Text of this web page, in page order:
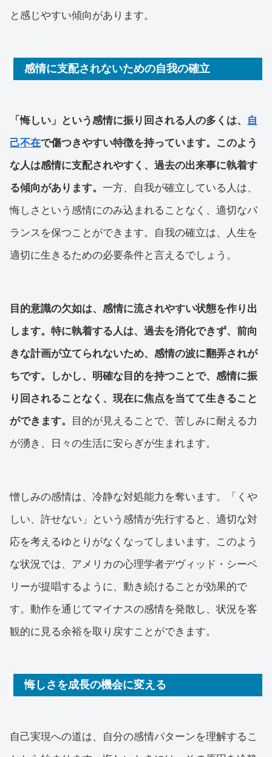
と感じやすい傾向があります。
感情に支配されないための自我の確立
「悔しい」という感情に振り回される人の多くは、
自
己不在で傷つきやすい特徴を持っています。このよう
な人は感情に支配されやすく、過去の出来事に執着す
る傾向があります。 一方、自我が確立している人は、
悔しさという感情にのみ込まれることなく、適切なバ
ランスを保つことができます。自我の確立は、人生を
適切に生きるための必要条件と言えるでしょう。
目的意識の欠如は、感情に流されやすい状態を作り出
します。特に執着する人は、過去を消化できず、前向
きな計画が立てられないため、感情の波に翻弄されが
ちです。しかし、明確な目的を持つことで、感情に振
り回されることなく、現在に焦点を当てて生きること
ができます。
目的が見えることで、苦しみに耐える力
が湧き、日々の生活に安らぎが生まれます。
憎しみの感情は、冷静な対処能力を奪います。「くや
しい、許せない」という感情が先行すると、適切な対
応を考えるゆとりがなくなってしまいます。このよう
な状況では、アメリカの心理学者デヴィッド・シーベ
リーが提唱するように、動き続けることが効果的で
す。動作を通じてマイナスの感情を発散し、状況を客
観的に見る余裕を取り戻すことができます。
悔しさを成長の機会に変える
自己実現への道は、自分の感情パターンを理解するこ